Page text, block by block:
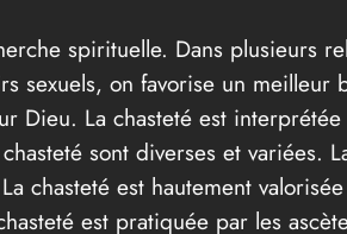
spirituelle. Dans plusieurs
sexuels, on favorise un
Dieu. La chasteté est
sont diverses et variées.
chasteté est hautement
est pratiquée par les